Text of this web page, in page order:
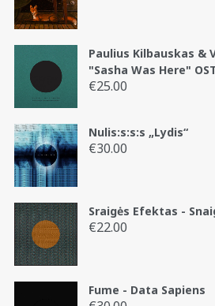
Paulius Kilbauskas &
"Sasha Was Here"
€25.00
Nulis:s:s:s „Lydis“
€30.00
Sraigės Efektas -
€22.00
Fume - Data Sapiens